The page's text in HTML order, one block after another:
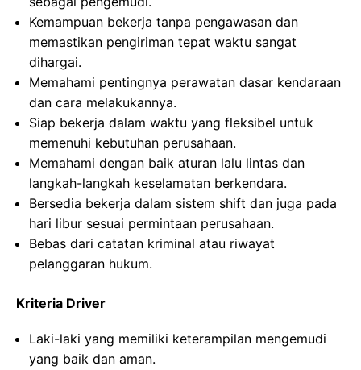
Kemampuan bekerja tanpa pengawasan dan
memastikan pengiriman tepat waktu sangat
dihargai.
Memahami pentingnya perawatan dasar kendaraan
dan cara melakukannya.
Siap bekerja dalam waktu yang fleksibel untuk
memenuhi kebutuhan perusahaan.
Memahami dengan baik aturan lalu lintas dan
langkah-langkah keselamatan berkendara.
Bersedia bekerja dalam sistem shift dan juga pada
hari libur sesuai permintaan perusahaan.
Bebas dari catatan kriminal atau riwayat
pelanggaran hukum.
Kriteria Driver
Laki-laki yang memiliki keterampilan mengemudi
yang baik dan aman.